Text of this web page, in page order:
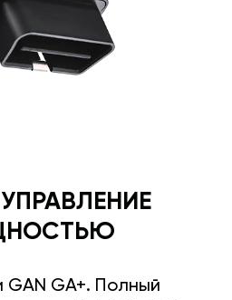
GAN GA+. Полный